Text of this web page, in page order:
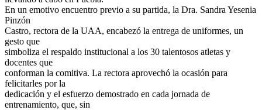
En un emotivo encuentro previo a su partida, la Dra. Sandra Yesenia
Pinzón
Castro, rectora de la UAA, encabezó la entrega de uniformes, un
gesto que
simboliza el respaldo institucional a los 30 talentosos atletas y
docentes que
conforman la comitiva. La rectora aprovechó la ocasión para
felicitarles por la
dedicación y el esfuerzo demostrado en cada jornada de
entrenamiento, que, sin